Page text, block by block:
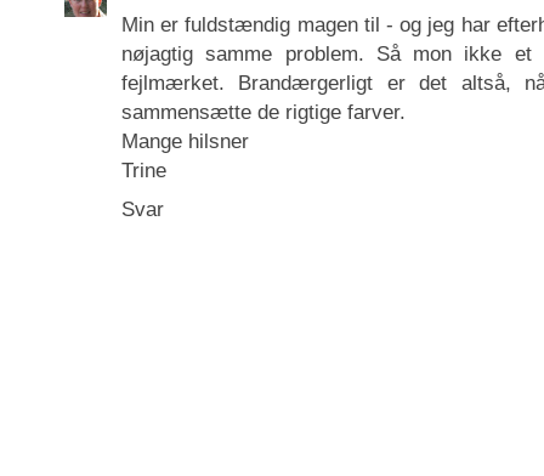
Min er fuldstændig magen til - og jeg har
nøjagtig samme problem. Så mon ikke
fejlmærket. Brandærgerligt er det altså,
sammensætte de rigtige farver.
Mange hilsner
Trine
Svar